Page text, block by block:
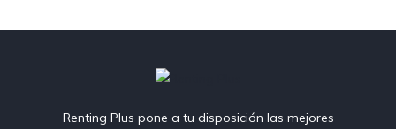
Renting Plus pone a tu disposición las mejores